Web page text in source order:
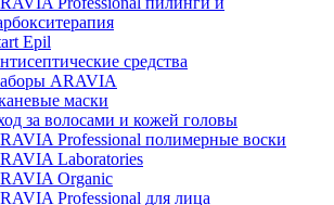
Epil
средства
ARAVIA
маски
за волосами и кожей головы
Professional полимерные воски
Laboratories
Organic
Professional для лица